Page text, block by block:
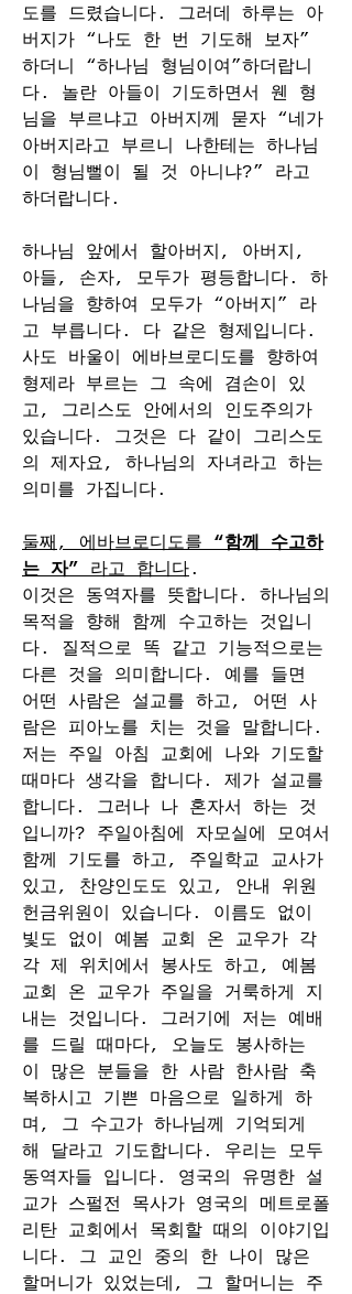
도를 드렸습니다. 그러데 하루는 아
버지가 “나도 한 번 기도해 보자”
하더니 “하나님 형님이여”하더랍니
다. 놀란 아들이 기도하면서 웬 형
님을 부르냐고 아버지께 묻자 “네가
아버지라고 부르니 나한테는 하나님
이 형님뻘이 될 것 아니냐?” 라고
하더랍니다.
하나님 앞에서 할아버지, 아버지,
아들, 손자, 모두가 평등합니다. 하
나님을 향하여 모두가 “아버지” 라
고 부릅니다. 다 같은 형제입니다.
사도 바울이 에바브로디도를 향하여
형제라 부르는 그 속에 겸손이 있
고, 그리스도 안에서의 인도주의가
있습니다. 그것은 다 같이 그리스도
의 제자요, 하나님의 자녀라고 하는
의미를 가집니다.
둘째, 에바브로디도를 “함께 수고하
는 자”
라고 합니다.
이것은 동역자를 뜻합니다. 하나님의
목적을 향해 함께 수고하는 것입니
다. 질적으로 똑 같고 기능적으로는
다른 것을 의미합니다. 예를 들면
어떤 사람은 설교를 하고, 어떤 사
람은 피아노를 치는 것을 말합니다.
저는 주일 아침 교회에 나와 기도할
때마다 생각을 합니다. 제가 설교를
합니다. 그러나 나 혼자서 하는 것
입니까? 주일아침에 자모실에 모여서
함께 기도를 하고, 주일학교 교사가
있고, 찬양인도도 있고, 안내 위원
헌금위원이 있습니다. 이름도 없이
빛도 없이 예봄 교회 온 교우가 각
각 제 위치에서 봉사도 하고, 예봄
교회 온 교우가 주일을 거룩하게 지
내는 것입니다. 그러기에 저는 예배
를 드릴 때마다, 오늘도 봉사하는
이 많은 분들을 한 사람 한사람 축
복하시고 기쁜 마음으로 일하게 하
며, 그 수고가 하나님께 기억되게
해 달라고 기도합니다. 우리는 모두
동역자들 입니다. 영국의 유명한 설
교가 스펄전 목사가 영국의 메트로폴
리탄 교회에서 목회할 때의 이야기입
니다. 그 교인 중의 한 나이 많은
할머니가 있었는데, 그 할머니는 주